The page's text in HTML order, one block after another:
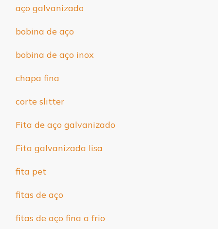
aço galvanizado
bobina de aço
bobina de aço inox
chapa fina
corte slitter
Fita de aço galvanizado
Fita galvanizada lisa
fita pet
fitas de aço
fitas de aço fina a frio